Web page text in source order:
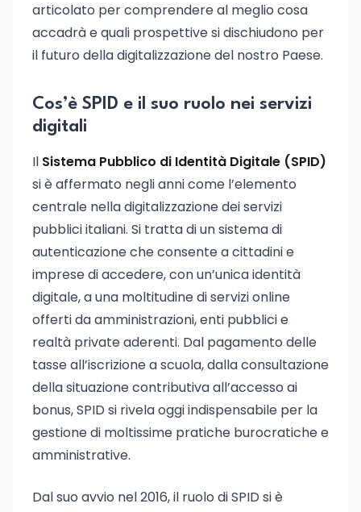
articolato per comprendere al meglio cosa
accadrà e quali prospettive si dischiudono per
il futuro della digitalizzazione del nostro Paese.
Cos’è SPID e il suo ruolo nei servizi
digitali
Il Sistema Pubblico di Identità Digitale (SPID)
si è affermato negli anni come l’elemento
centrale nella digitalizzazione dei servizi
pubblici italiani. Si tratta di un sistema di
autenticazione che consente a cittadini e
imprese di accedere, con un’unica identità
digitale, a una moltitudine di servizi online
offerti da amministrazioni, enti pubblici e
realtà private aderenti. Dal pagamento delle
tasse all’iscrizione a scuola, dalla consultazione
della situazione contributiva all’accesso ai
bonus, SPID si rivela oggi indispensabile per la
gestione di moltissime pratiche burocratiche e
amministrative.
Dal suo avvio nel 2016, il ruolo di SPID si è